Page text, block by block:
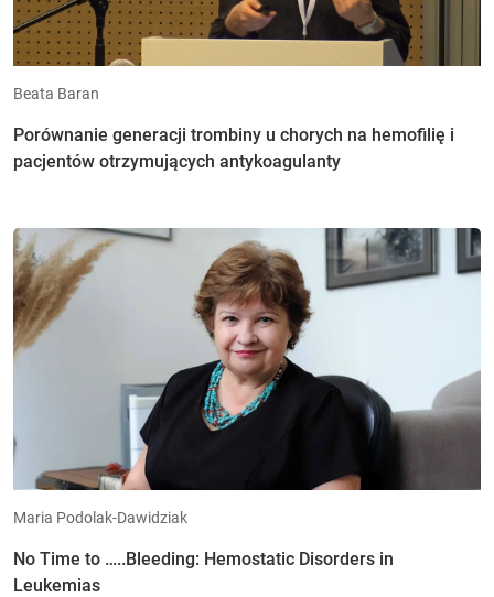
Beata Baran
Porównanie generacji trombiny u chorych na hemofilię i
pacjentów otrzymujących antykoagulanty
Maria Podolak-Dawidziak
No Time to …..Bleeding: Hemostatic Disorders in
Leukemias